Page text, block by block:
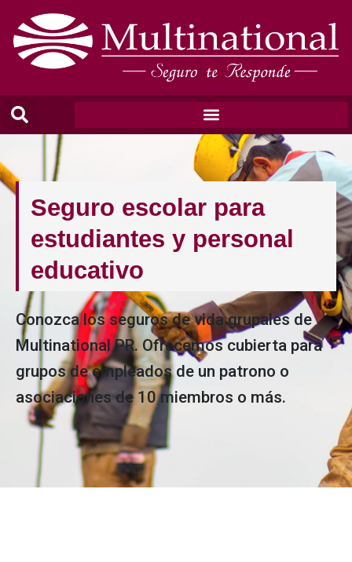
Seguro escolar para
estudiantes y personal
educativo
Conozca los seguros de vida grupales de
Multinational PR. Ofrecemos cubierta para
grupos de empleados de un patrono o
asociaciones de 10 miembros o más.